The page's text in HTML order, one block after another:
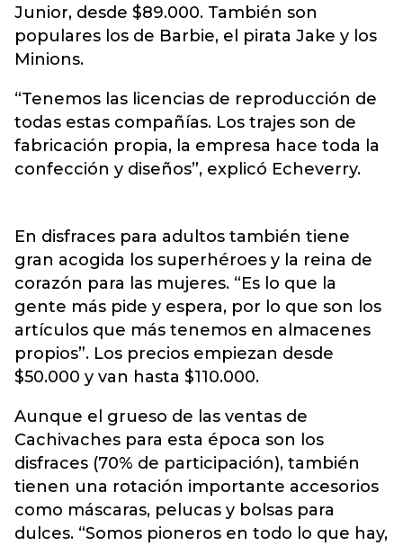
Junior, desde $89.000. También son
populares los de Barbie, el pirata Jake y los
Minions.
“Tenemos las licencias de reproducción de
todas estas compañías. Los trajes son de
fabricación propia, la empresa hace toda la
confección y diseños”, explicó Echeverry.
En disfraces para adultos también tiene
gran acogida los superhéroes y la reina de
corazón para las mujeres. “Es lo que la
gente más pide y espera, por lo que son los
artículos que más tenemos en almacenes
propios”. Los precios empiezan desde
$50.000 y van hasta $110.000.
Aunque el grueso de las ventas de
Cachivaches para esta época son los
disfraces (70% de participación), también
tienen una rotación importante accesorios
como máscaras, pelucas y bolsas para
dulces. “Somos pioneros en todo lo que hay,